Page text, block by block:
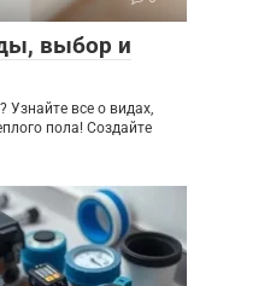
выбор и
Узнайте все о видах,
пола! Создайте